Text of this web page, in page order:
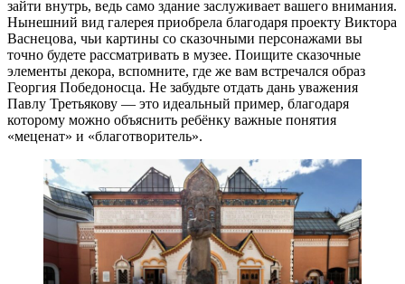
зайти внутрь, ведь само здание заслуживает вашего внимания.
Нынешний вид галерея приобрела благодаря проекту Виктора
Васнецова, чьи картины со сказочными персонажами вы
точно будете рассматривать в музее. Поищите сказочные
элементы декора, вспомните, где же вам встречался образ
Георгия Победоносца. Не забудьте отдать дань уважения
Павлу Третьякову — это идеальный пример, благодаря
которому можно объяснить ребёнку важные понятия
«меценат» и «благотворитель».